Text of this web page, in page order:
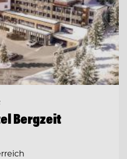
Bergzeit